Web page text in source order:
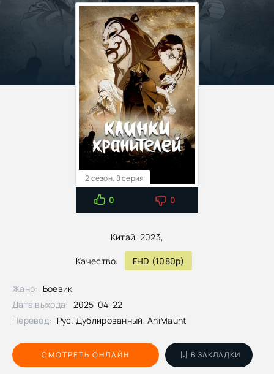
Китай, 2023,
Качество: FHD (1080p)
2 сезон, 8 серия
0 0
СМОТРЕТЬ ОНЛАЙН В ЗАКЛАДКИ
Жанр: Боевик
Дата выхода: 2025-04-22
Перевод: Рус. Дублированный, AniMaunt